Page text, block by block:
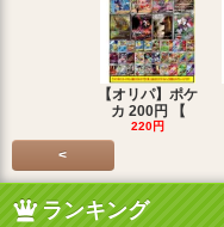
【オリパ】ポケ
カ 200円 【
220円
<
ランキング